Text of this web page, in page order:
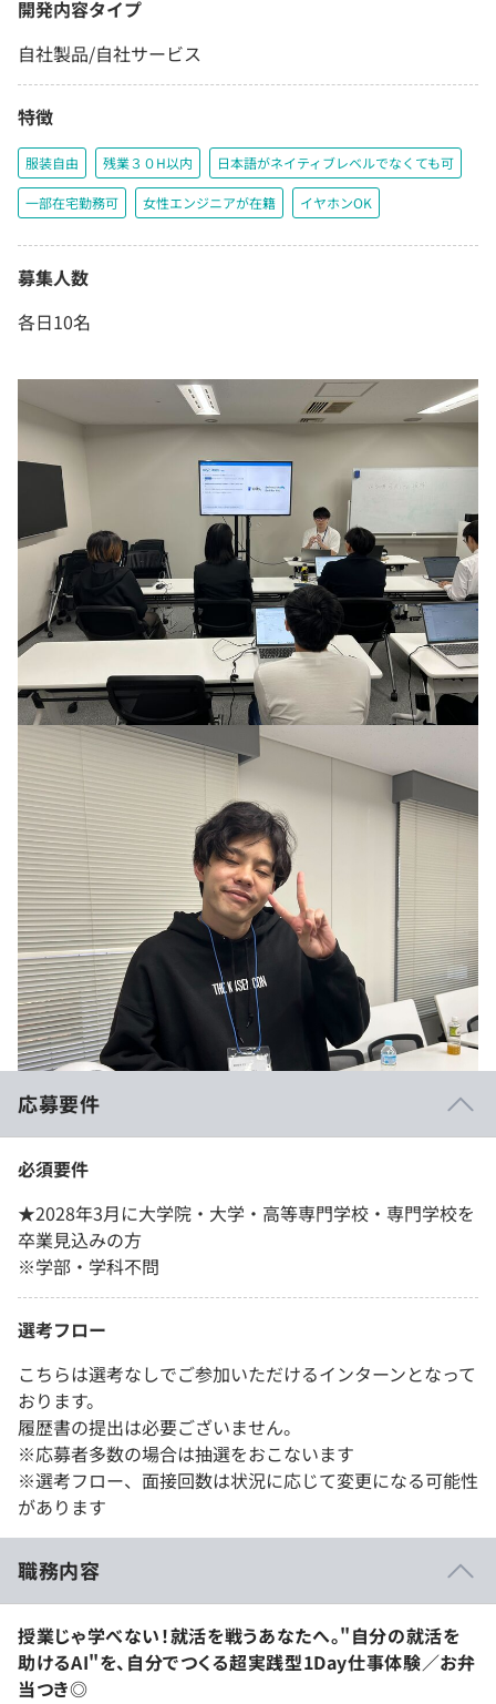
開発内容タイプ
自社製品/自社サービス
特徴
服装自由 残業３０H以内 日本語がネイティブレベルでなくても可
一部在宅勤務可 女性エンジニアが在籍 イヤホンOK
募集人数
各日10名
応募要件
必須要件
★2028年3月に大学院・大学・高等専門学校・専門学校を
卒業見込みの方
※学部・学科不問
選考フロー
こちらは選考なしでご参加いただけるインターンとなって
おります。
履歴書の提出は必要ございません。
※応募者多数の場合は抽選をおこないます
※選考フロー、面接回数は状況に応じて変更になる可能性
があります
職務内容
授業じゃ学べない！就活を戦うあなたへ。"自分の就活を
助けるAI"を、自分でつくる超実践型1Day仕事体験／お弁
当つき◎